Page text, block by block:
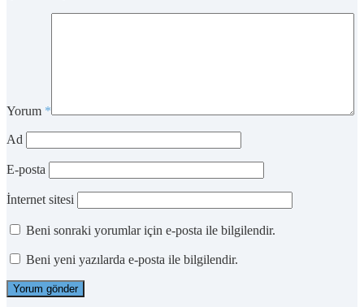
Yorum *
Ad
E-posta
İnternet sitesi
Beni sonraki yorumlar için e-posta ile bilgilendir.
Beni yeni yazılarda e-posta ile bilgilendir.